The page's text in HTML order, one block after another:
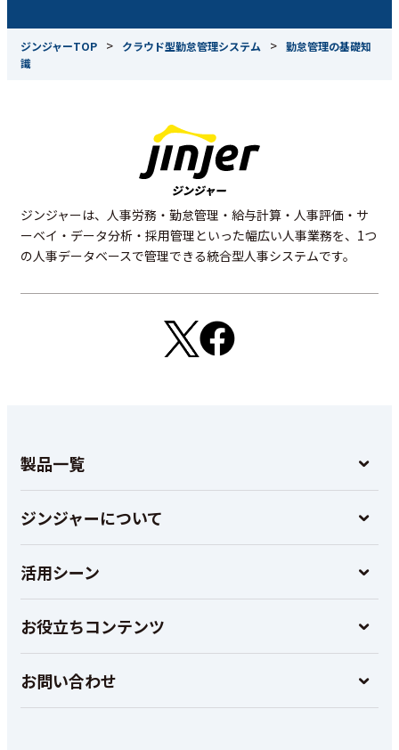
ジンジャーTOP > クラウド型勤怠管理システム > 勤怠管理の基礎知
識
ジンジャーは、人事労務・勤怠管理・給与計算・人事評価・サ
ーベイ・データ分析・採用管理といった幅広い人事業務を、1つ
の人事データベースで管理できる統合型人事システムです。
製品一覧
ジンジャーについて
活用シーン
お役立ちコンテンツ
お問い合わせ